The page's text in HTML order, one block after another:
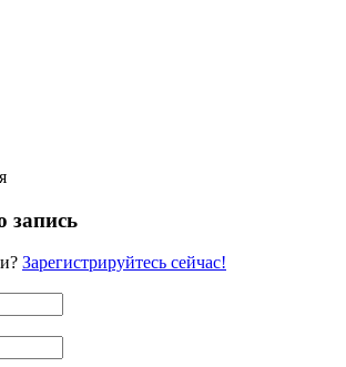
запись
Зарегистрируйтесь сейчас!